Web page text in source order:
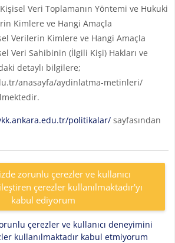
Veri Toplamanın Yöntemi ve Hukuki
Kimlere ve Hangi Amaçla
Verilerin Kimlere ve Hangi Amaçla
Veri Sahibinin (İlgili Kişi) Hakları ve
detaylı bilgilere;
anasayfa/aydinlatma-metinleri/
politikalar/sayfasından
zorunlu çerezler ve kullanıcı
çerezler kullanılmaktadır'yı
kabul ediyorum
çerezler ve kullanıcı deneyimini
kullanılmaktadır kabul etmiyorum